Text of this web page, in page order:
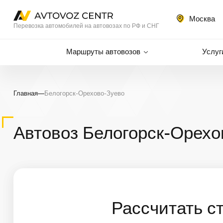
Перевозка автомобилей на автовозах по РФ и СНГ
Москва
Маршруты автовозов
Главная—Белогорск-Орехово-Зуево
Автовоз Белогорск-
Рассчитать